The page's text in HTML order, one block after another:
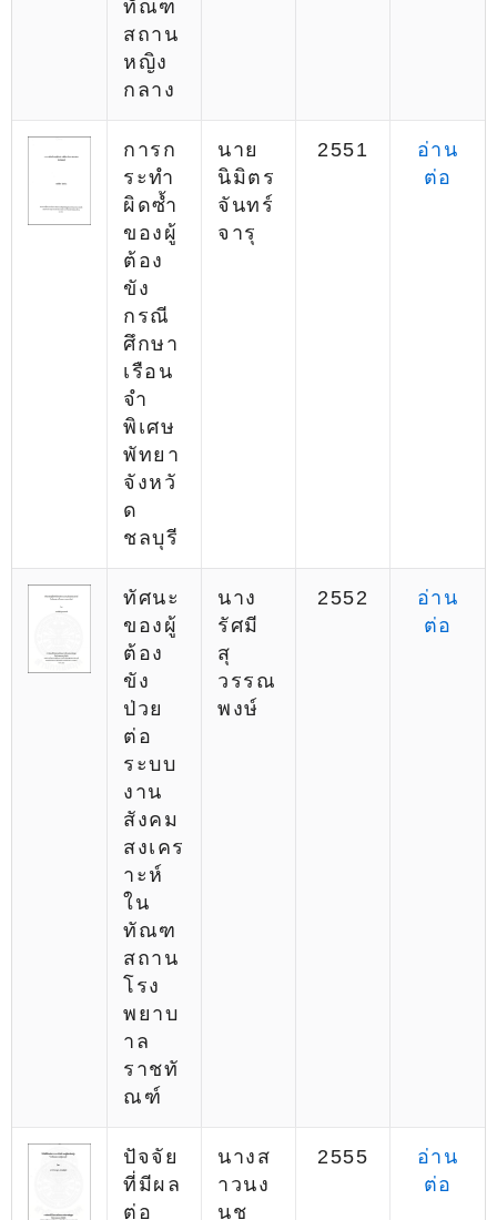
ทัณฑ
สถาน
หญิง
กลาง
การก
ระทำ
ผิดซ้ำ
ของผู้
ต้อง
ขัง
กรณี
ศึกษา
เรือน
จำ
พิเศษ
พัทยา
จังหวั
ด
ชลบุรี
นาย
นิมิตร
จันทร์
จารุ
2551
อ่าน
ต่อ
ทัศนะ
ของผู้
ต้อง
ขัง
ป่วย
ต่อ
ระบบ
งาน
สังคม
สงเคร
าะห์
ใน
ทัณฑ
สถาน
โรง
พยาบ
าล
ราชทั
ณฑ์
นาง
รัศมี
สุ
วรรณ
พงษ์
2552
อ่าน
ต่อ
ปัจจัย
ที่มีผล
ต่อ
นางส
าวนง
นุช
2555
อ่าน
ต่อ